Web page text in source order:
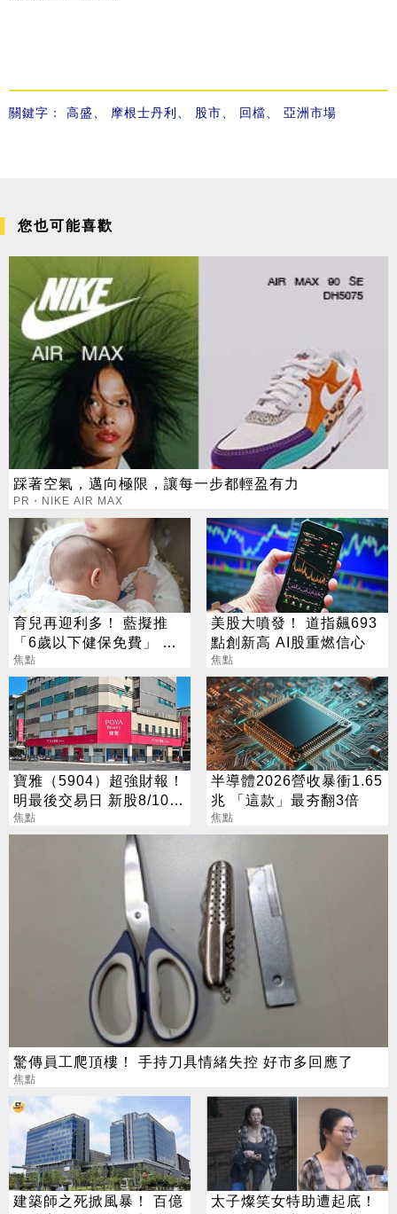
關鍵字： 高盛 摩根士丹利 股市 回檔 亞洲市場
您也可能喜歡
踩著空氣，邁向極限，讓每一步都輕盈有力
PR・NIKE AIR MAX
育兒再迎利多！ 藍擬推
「6歲以下健保免費」 每
年減輕近萬元負擔
焦點
美股大噴發！ 道指飆693
點創新高 AI股重燃信心
焦點
寶雅（5904）超強財報！
明最後交易日 新股8/10股
價變十分之一
焦點
半導體2026營收暴衝1.65
兆 「這款」最夯翻3倍
焦點
驚傳員工爬頂樓！ 手持刀具情緒失控 好市多回應了
焦點
建築師之死掀風暴！ 百億
太子燦笑女特助遭起底！